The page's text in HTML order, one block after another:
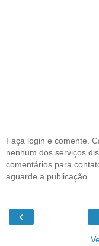
Faça login e comente.
nenhum dos serviços
comentários para
aguarde a publicação.
‹